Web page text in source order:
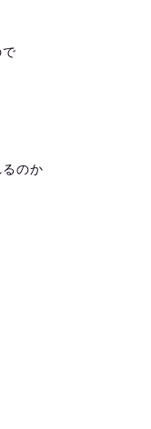
のか